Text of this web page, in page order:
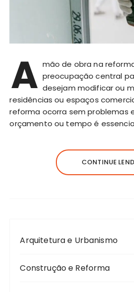
A mão de obra na
preocupação central
desejam modificar ou
residências ou espaços
reforma ocorra sem problemas
orçamento ou tempo é
CONTINUE
Arquitetura e Urbanismo
Construção e Reforma